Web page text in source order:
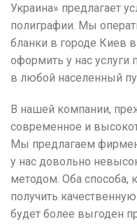
Украина» предлагает
полиграфии. Мы
бланки в городе Киев
оформить у нас услуги
в любой населенный
В нашей компании,
современное и
Мы предлагаем
у нас довольно
методом. Оба способа,
получить
будет более выгоден